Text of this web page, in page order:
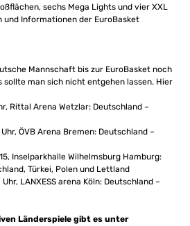
sechs Mega Lights und vier XXL
und Informationen der EuroBasket
Mannschaft bis zur EuroBasket noch
sollte man sich nicht entgehen lassen. Hier
Rittal Arena Wetzlar: Deutschland –
ÖVB Arena Bremen: Deutschland –
Inselparkhalle Wilhelmsburg Hamburg:
Türkei, Polen und Lettland
LANXESS arena Köln: Deutschland –
Länderspiele gibt es unter